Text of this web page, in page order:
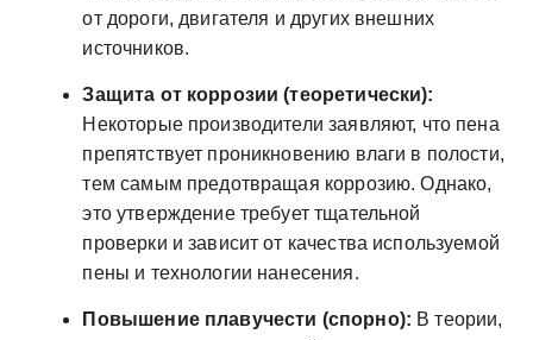
от дороги, двигателя и других внешних
источников.
Защита от коррозии (теоретически):
Некоторые производители заявляют, что пена
препятствует проникновению влаги в полости,
тем самым предотвращая коррозию. Однако,
это утверждение требует тщательной
проверки и зависит от качества используемой
пены и технологии нанесения.
Повышение плавучести (спорно): В теории,